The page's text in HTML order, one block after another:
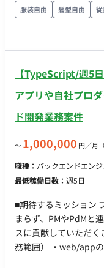
Full Stack Engineerと
まで推進いただきます
計 ・フロント/バック
（React/Vite/
ト構成の設計 ・LLM/
アップロード/画像解
IaC（AWS CDK等）お
設計 ・コードレビュ
ド企業との技術調整、Full
境 - プログラミング：
HTML - FW：AWS,
Cognito, SQS
服装自由 髪型自由
【TypeScript/週5
アプリや自社プロ
ド開発業務案件
〜1,000,000 円／月
職種： バックエンドエン
最低稼働日数： 週5日
■期待するミッション
まらず、PMやPdMと
スに貢献していただくことを
務範囲） ・web/app